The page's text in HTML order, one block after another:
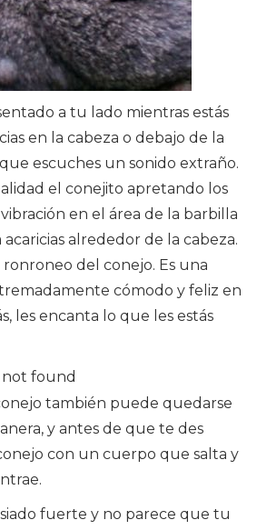
a tu lado mientras estás
en la cabeza o debajo de la
escuches un sonido extraño.
el conejito apretando los
en el área de la barbilla
alrededor de la cabeza.
ronroneo del conejo. Es una
cómodo y feliz en
les encanta lo que les estás
found
también puede quedarse
y antes de que te des
con un cuerpo que salta y
fuerte y no parece que tu